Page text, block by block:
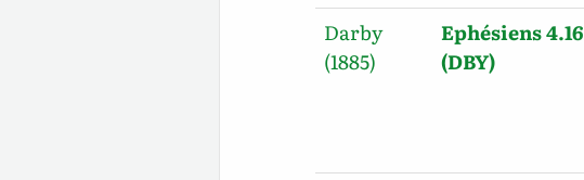
Darby
(1885)
Ephésiens 4.16
(DBY)